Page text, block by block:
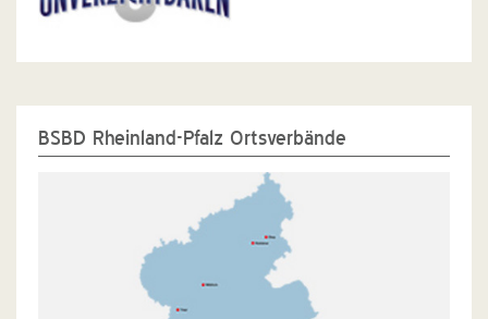
BSBD Rheinland-Pfalz Ortsverbände